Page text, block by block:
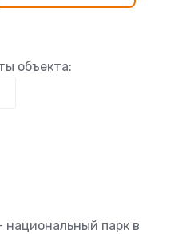
объекта:
национальный парк в